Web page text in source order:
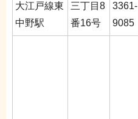
大江戸線東
中野駅
三丁目8
番16号
3361-
9085